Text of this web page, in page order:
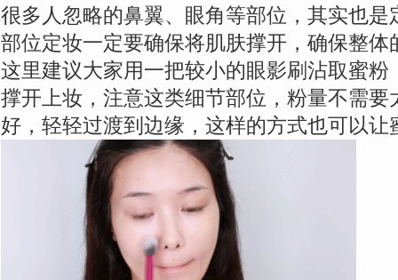
很多人忽略的鼻翼、眼角等部位，其实也
部位定妆一定要确保将肌肤撑开，确保整
这里建议大家用一把较小的眼影刷沾取蜜
撑开上妆，注意这类细节部位，粉量不需
好，轻轻过渡到边缘，这样的方式也可以让